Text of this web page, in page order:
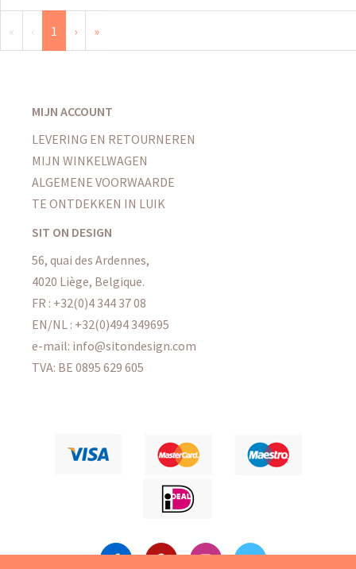
« ‹ 1 › »
MIJN ACCOUNT
LEVERING EN RETOURNEREN
MIJN WINKELWAGEN
ALGEMENE VOORWAARDE
TE ONTDEKKEN IN LUIK
SIT ON DESIGN
56, quai des Ardennes,
4020 Liège, Belgique.
FR : +32(0)4 344 37 08
EN/NL : +32(0)494 349695
e-mail: info@sitondesign.com
TVA: BE 0895 629 605